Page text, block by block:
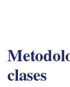
clases